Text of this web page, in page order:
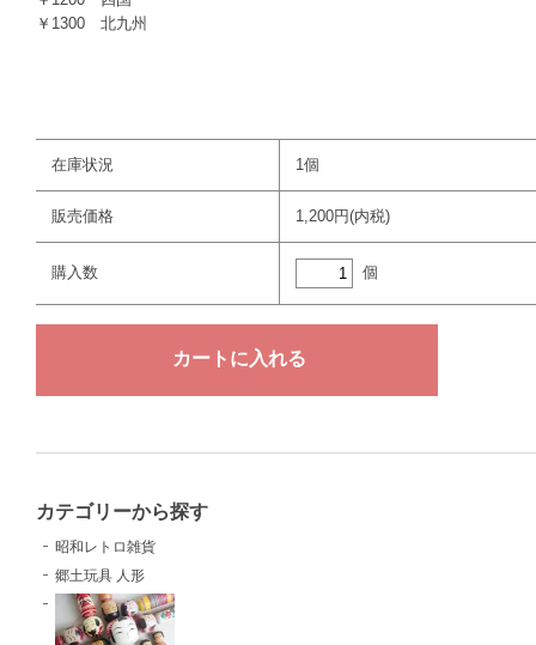
￥1300 北九州
在庫状況 1個
販売価格 1,200円(内税)
購入数 個
カテゴリーから探す
昭和レトロ雑貨
郷土玩具 人形